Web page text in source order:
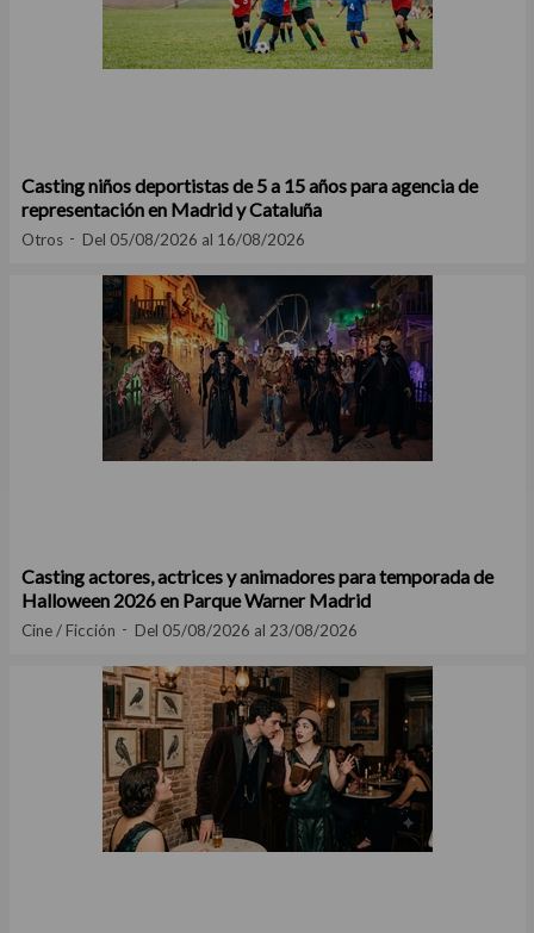
Casting niños deportistas de 5 a 15 años para agencia de
representación en Madrid y Cataluña
Otros Del 05/08/2026 al 16/08/2026
Casting actores, actrices y animadores para temporada de
Halloween 2026 en Parque Warner Madrid
Cine / Ficción Del 05/08/2026 al 23/08/2026